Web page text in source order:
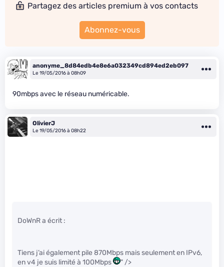
Partagez des articles premium à vos contacts
Abonnez-vous
anonyme_8d84edb4e8e6a032349cd894ed2eb097
Le 19/05/2016 à 08h09
90mbps avec le réseau numéricable.
OlivierJ
Le 19/05/2016 à 08h22
DoWnR a écrit :
Tiens j’ai également pile 870Mbps mais seulement en IPv6,
en v4 je suis limité à 100Mbps
" />